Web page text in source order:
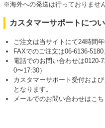
※海外への発送は行っておりませ
カスタマーサポートにつ
ご注文は当サイトにて24時間
FAXでのご注文は06-6136-
電話でのお問い合わせは0120-
0〜17:30）
カスタマーサポート受付およ
となります。
メールでのお問い合わせはこち